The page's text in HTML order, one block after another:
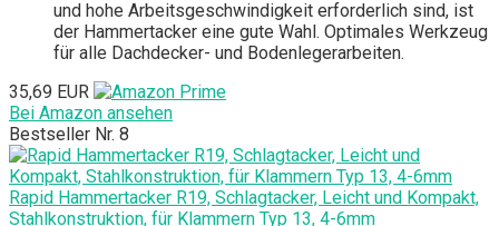
und hohe Arbeitsgeschwindigkeit erforderlich sind, ist
der Hammertacker eine gute Wahl. Optimales Werkzeug
für alle Dachdecker- und Bodenlegerarbeiten.
35,69 EUR
Bei Amazon ansehen
Bestseller Nr. 8
Rapid Hammertacker R19, Schlagtacker, Leicht und Kompakt,
Stahlkonstruktion, für Klammern Typ 13, 4-6mm